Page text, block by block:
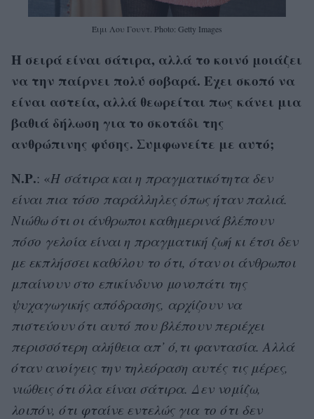
Έιμι Λου Γουντ. Photo: Getty Images
Η σειρά είναι σάτιρα, αλλά το κοινό μοιάζει
να την παίρνει πολύ σοβαρά. Εχει σκοπό να
είναι αστεία, αλλά θεωρείται πως κάνει μια
βαθιά δήλωση για το σκοτάδι της
ανθρώπινης φύσης. Συμφωνείτε με αυτό;
Ν.Ρ.: «Η σάτιρα και η πραγματικότητα δεν
είναι πια τόσο παράλληλες όπως ήταν παλιά.
Νιώθω ότι οι άνθρωποι καθημερινά βλέπουν
πόσο γελοία είναι η πραγματική ζωή κι έτσι δεν
με εκπλήσσει καθόλου το ότι, όταν οι άνθρωποι
μπαίνουν στο επικίνδυνο μονοπάτι της
ψυχαγωγικής απόδρασης, αρχίζουν να
πιστεύουν ότι αυτό που βλέπουν περιέχει
περισσότερη αλήθεια απ’ ό,τι φαντασία. Αλλά
όταν ανοίγεις την τηλεόραση αυτές τις μέρες,
νιώθεις ότι όλα είναι σάτιρα. Δεν νομίζω,
λοιπόν, ότι φταίνε εντελώς για το ότι δεν